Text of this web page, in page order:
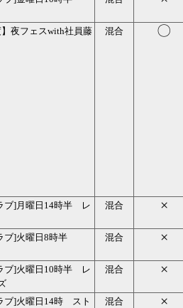
】夜フェスwith社員藤
混合 〇
ブ]月曜日14時半 レ
混合 ×
ブ]火曜日8時半
混合 ×
ブ]火曜日10時半 レ
混合 ×
ブ]火曜日14時 スト
混合 ×